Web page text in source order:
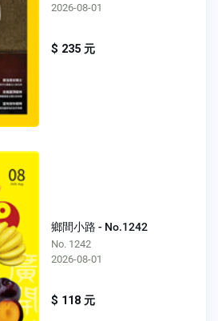
2026-08-01
$ 235 元
鄉間小路 - No.1242
No. 1242
2026-08-01
$ 118 元